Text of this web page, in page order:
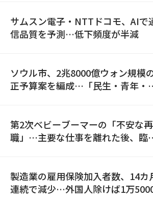
サムスン電子・NTTドコモ、AIで
信品質を予測…低下頻度が半減
ソウル市、2兆8000億ウォン規模
正予算案を編成…「民生・青年・
第2次ベビーブーマーの「不安な
職」…主要な仕事を離れた後、臨
製造業の雇用保険加入者数、14カ
連続で減少…外国人除けば1万